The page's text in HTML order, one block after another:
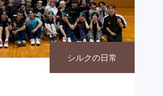
シルクの日常